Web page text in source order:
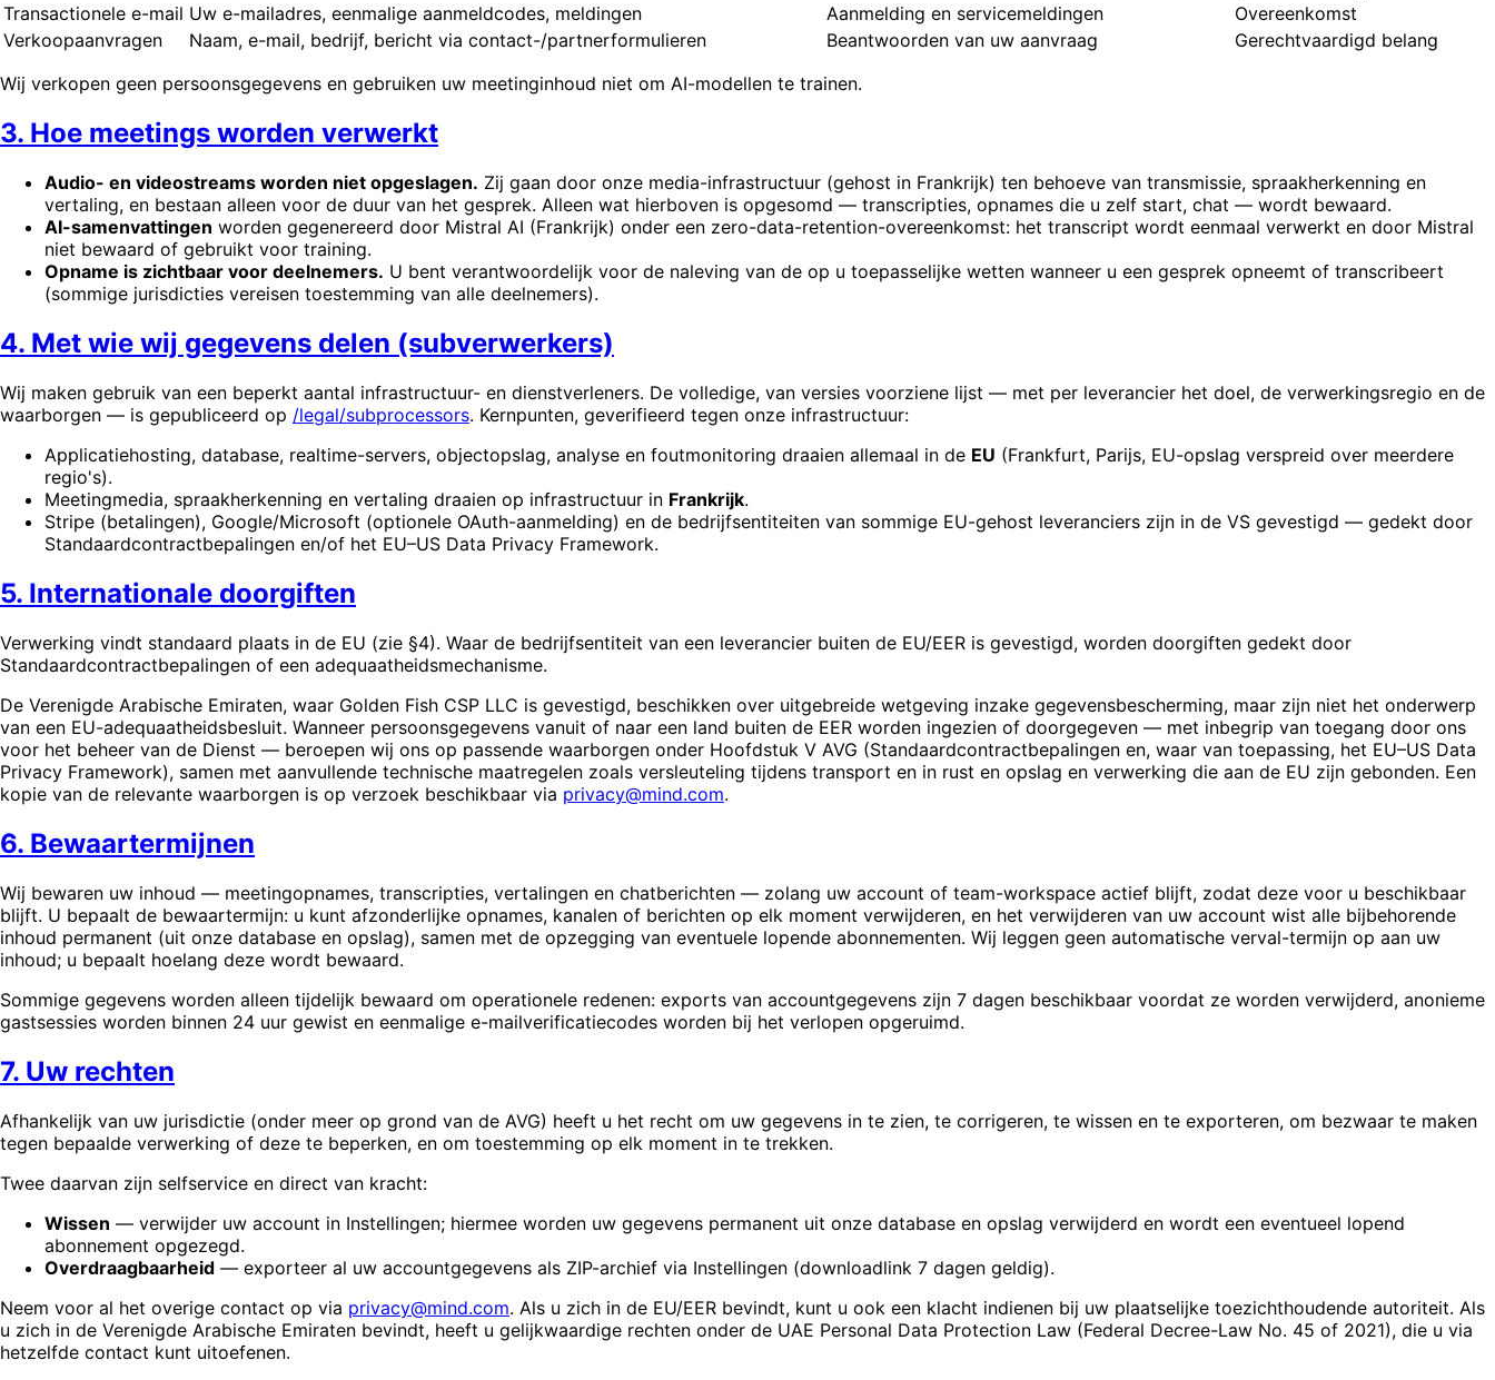
Transactionele e-mail Uw e-mailadres, eenmalige aanmeldcodes, meldingen Aanmelding en servicemeldingen
Overeenkomst
Verkoopaanvragen
Naam, e-mail, bedrijf, bericht via contact-/partnerformulieren Beantwoorden van uw aanvraag
Gerechtvaardigd belang
Wij verkopen geen persoonsgegevens en gebruiken uw meetinginhoud niet om AI-modellen te trainen.
3. Hoe meetings worden verwerkt
Audio- en videostreams worden niet opgeslagen. Zij gaan door onze media-infrastructuur (gehost in Frankrijk) ten behoeve van transmissie, spraakherkenning en
vertaling, en bestaan alleen voor de duur van het gesprek. Alleen wat hierboven is opgesomd — transcripties, opnames die u zelf start, chat — wordt bewaard.
AI-samenvattingen worden gegenereerd door Mistral AI (Frankrijk) onder een zero-data-retention-overeenkomst: het transcript wordt eenmaal verwerkt en door Mistral
niet bewaard of gebruikt voor training.
Opname is zichtbaar voor deelnemers. U bent verantwoordelijk voor de naleving van de op u toepasselijke wetten wanneer u een gesprek opneemt of transcribeert
(sommige jurisdicties vereisen toestemming van alle deelnemers).
4. Met wie wij gegevens delen (subverwerkers)
Wij maken gebruik van een beperkt aantal infrastructuur- en dienstverleners. De volledige, van versies voorziene lijst — met per leverancier het doel, de verwerkingsregio en de
waarborgen — is gepubliceerd op /legal/subprocessors. Kernpunten, geverifieerd tegen onze infrastructuur:
Applicatiehosting, database, realtime-servers, objectopslag, analyse en foutmonitoring draaien allemaal in de EU (Frankfurt, Parijs, EU-opslag verspreid over meerdere
regio's).
Meetingmedia, spraakherkenning en vertaling draaien op infrastructuur in Frankrijk.
Stripe (betalingen), Google/Microsoft (optionele OAuth-aanmelding) en de bedrijfsentiteiten van sommige EU-gehost leveranciers zijn in de VS gevestigd — gedekt door
Standaardcontractbepalingen en/of het EU–US Data Privacy Framework.
5. Internationale doorgiften
Verwerking vindt standaard plaats in de EU (zie §4). Waar de bedrijfsentiteit van een leverancier buiten de EU/EER is gevestigd, worden doorgiften gedekt door
Standaardcontractbepalingen of een adequaatheidsmechanisme.
De Verenigde Arabische Emiraten, waar Golden Fish CSP LLC is gevestigd, beschikken over uitgebreide wetgeving inzake gegevensbescherming, maar zijn niet het onderwerp
van een EU-adequaatheidsbesluit. Wanneer persoonsgegevens vanuit of naar een land buiten de EER worden ingezien of doorgegeven — met inbegrip van toegang door ons
voor het beheer van de Dienst — beroepen wij ons op passende waarborgen onder Hoofdstuk V AVG (Standaardcontractbepalingen en, waar van toepassing, het EU–US Data
Privacy Framework), samen met aanvullende technische maatregelen zoals versleuteling tijdens transport en in rust en opslag en verwerking die aan de EU zijn gebonden. Een
kopie van de relevante waarborgen is op verzoek beschikbaar via privacy@mind.com.
6. Bewaartermijnen
Wij bewaren uw inhoud — meetingopnames, transcripties, vertalingen en chatberichten — zolang uw account of team-workspace actief blijft, zodat deze voor u beschikbaar
blijft. U bepaalt de bewaartermijn: u kunt afzonderlijke opnames, kanalen of berichten op elk moment verwijderen, en het verwijderen van uw account wist alle bijbehorende
inhoud permanent (uit onze database en opslag), samen met de opzegging van eventuele lopende abonnementen. Wij leggen geen automatische verval-termijn op aan uw
inhoud; u bepaalt hoelang deze wordt bewaard.
Sommige gegevens worden alleen tijdelijk bewaard om operationele redenen: exports van accountgegevens zijn 7 dagen beschikbaar voordat ze worden verwijderd, anonieme
gastsessies worden binnen 24 uur gewist en eenmalige e-mailverificatiecodes worden bij het verlopen opgeruimd.
7. Uw rechten
Afhankelijk van uw jurisdictie (onder meer op grond van de AVG) heeft u het recht om uw gegevens in te zien, te corrigeren, te wissen en te exporteren, om bezwaar te maken
tegen bepaalde verwerking of deze te beperken, en om toestemming op elk moment in te trekken.
Twee daarvan zijn selfservice en direct van kracht:
Wissen — verwijder uw account in Instellingen; hiermee worden uw gegevens permanent uit onze database en opslag verwijderd en wordt een eventueel lopend
abonnement opgezegd.
Overdraagbaarheid — exporteer al uw accountgegevens als ZIP-archief via Instellingen (downloadlink 7 dagen geldig).
Neem voor al het overige contact op via privacy@mind.com. Als u zich in de EU/EER bevindt, kunt u ook een klacht indienen bij uw plaatselijke toezichthoudende autoriteit. Als
u zich in de Verenigde Arabische Emiraten bevindt, heeft u gelijkwaardige rechten onder de UAE Personal Data Protection Law (Federal Decree-Law No. 45 of 2021), die u via
hetzelfde contact kunt uitoefenen.